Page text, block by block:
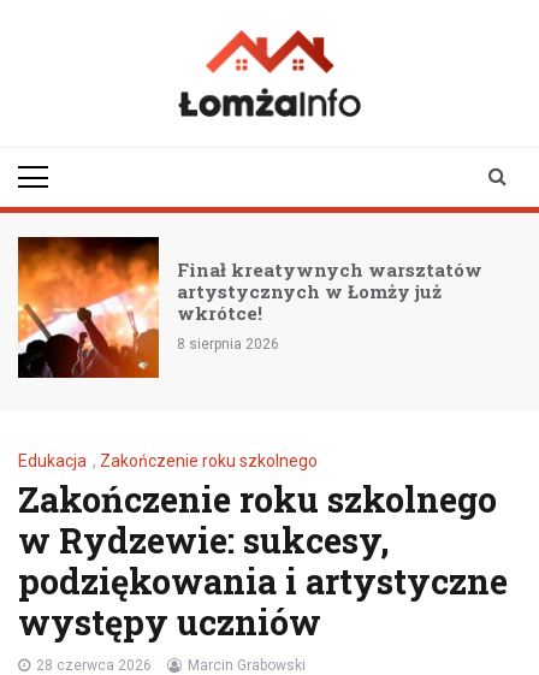
Finał kreatywnych warsztatów
artystycznych w Łomży już
wkrótce!
8 sierpnia 2026
Edukacja , Zakończenie roku szkolnego
Zakończenie roku szkolnego
w Rydzewie: sukcesy,
podziękowania i artystyczne
występy uczniów
28 czerwca 2026 Marcin Grabowski